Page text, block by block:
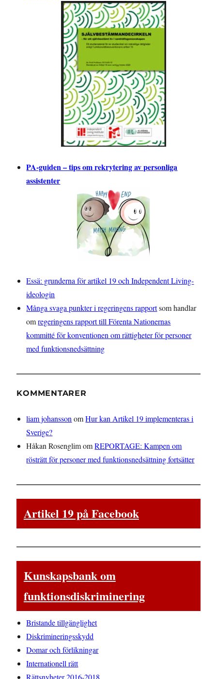
PA-guiden – tips om rekrytering av personliga
assistenter
Essä: grunderna för artikel 19 och Independent Living-
ideologin
Många svaga punkter i regeringens rapportsom handlar
omregeringens rapport till Förenta Nationernas
kommitté för konventionen om rättigheter för personer
med funktionsnedsättning
KOMMENTARER
liam johansson omHur kan Artikel 19 implementeras i
Sverige?
Håkan RosenglimomREPORTAGE: Kampen om
rösträtt för personer med funktionsnedsättning fortsätter
Artikel 19 på Facebook
Kunskapsbank om
funktionsdiskriminering
Bristande tillgänglighet
Diskrimineringsskydd
Domar och förlikningar
Internationell rätt
Rättsnyheter 2016-2018